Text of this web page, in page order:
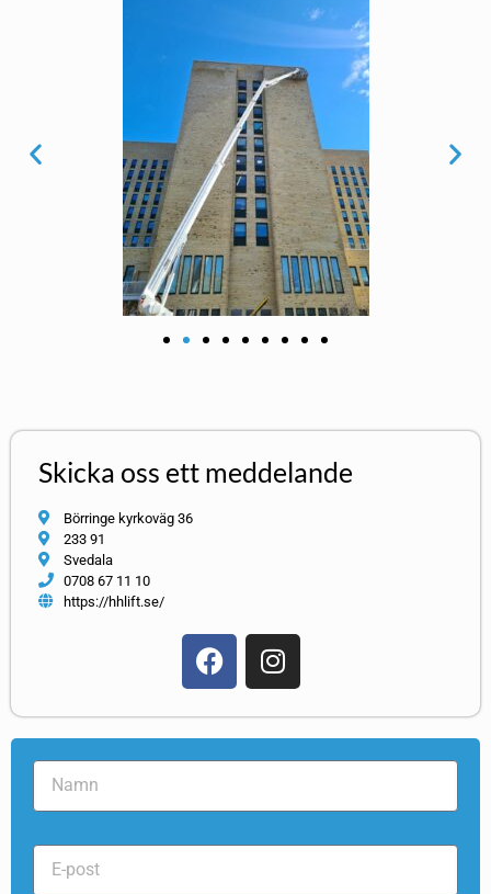
Skicka oss ett meddelande
Börringe kyrkoväg 36
233 91
Svedala
0708 67 11 10
https://hhlift.se/